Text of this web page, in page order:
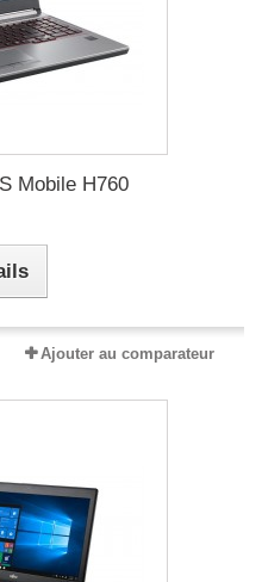
Mobile H760
Ajouter au comparateur